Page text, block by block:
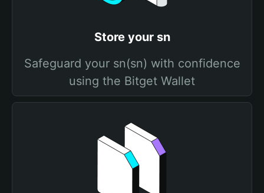
Store your sn
Safeguard your sn(sn) with confidence
using the Bitget Wallet